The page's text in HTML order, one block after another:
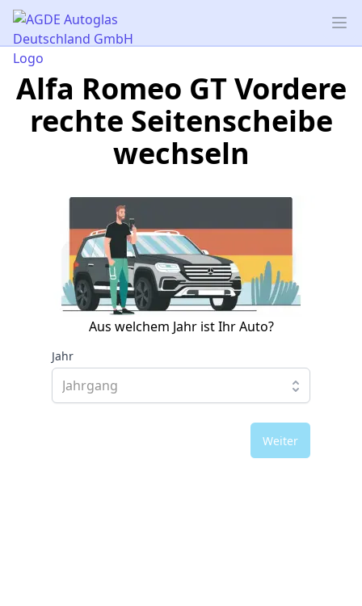
AGDE Autoglas Deutschland GmbH
Alfa Romeo GT Vordere
rechte Seitenscheibe
wechseln
Aus welchem Jahr ist Ihr Auto?
Jahr
Weiter